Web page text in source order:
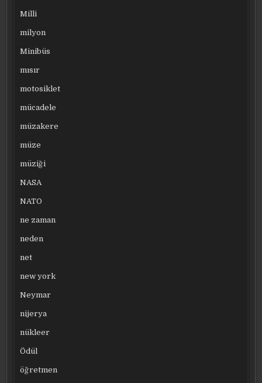
Milli
milyon
Minibüs
mısır
motosiklet
mücadele
müzakere
müze
müziği
NASA
NATO
ne zaman
neden
net
new york
Neymar
nijerya
nükleer
Ödül
öğretmen